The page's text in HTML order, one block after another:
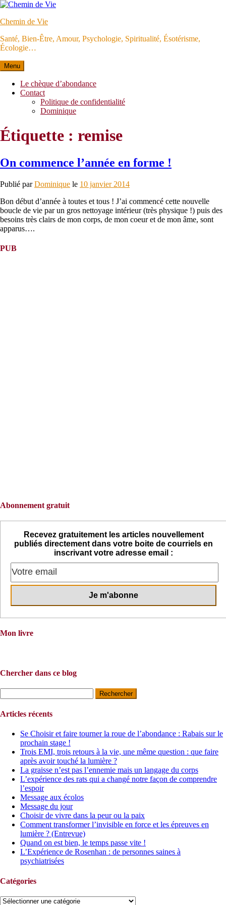
Aller
contenu
Chemin de Vie
Santé, Bien-Être, Amour, Psychologie, Spiritualité, Ésotérisme,
Écologie…
Menu
Le chèque d’abondance
Contact
Politique de confidentialité
Dominique
Étiquette : remise
On commence l’année en forme !
Publié parDominique le 10 janvier 2014
Bon début d’année à toutes et tous ! J’ai commencé cette nouvelle
boucle de vie par un gros nettoyage intérieur (très physique !) puis des
besoins très clairs de mon corps, de mon coeur et de mon âme, sont
apparus….
PUB
Abonnement gratuit
Recevez gratuitement les articles nouvellement
publiés directement dans votre boite de courriels en
inscrivant votre adresse email :
Mon livre
Chercher dans ce blog
Articles récents
Se Choisir et faire tourner la roue de l’abondance : Rabais sur le
prochain stage !
Trois EMI, trois retours à la vie, une même question : que faire
après avoir touché la lumière ?
La graisse n’est pas l’ennemie mais un langage du corps
L’expérience des rats qui a changé notre façon de comprendre
l’espoir
Message aux écolos
Message du jour
Choisir de vivre dans la peur ou la paix
Comment transformer l’invisible en force et les épreuves en
lumière ? (Entrevue)
Quand on est bien, le temps passe vite !
L’Expérience de Rosenhan : de personnes saines à
psychiatrisées
Catégories
Catégories